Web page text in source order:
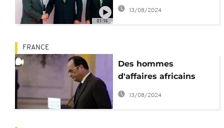
01:16
président français
13/08/2024
FRANCE
Des hommes
d'affaires africains
reçus à l'Élysée
13/08/2024